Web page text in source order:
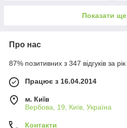
Показати ще
Про нас
87% позитивних з 347 відгуків за рік
Працює з 16.04.2014
м. Київ
Вербова, 19, Київ, Україна
Контакти